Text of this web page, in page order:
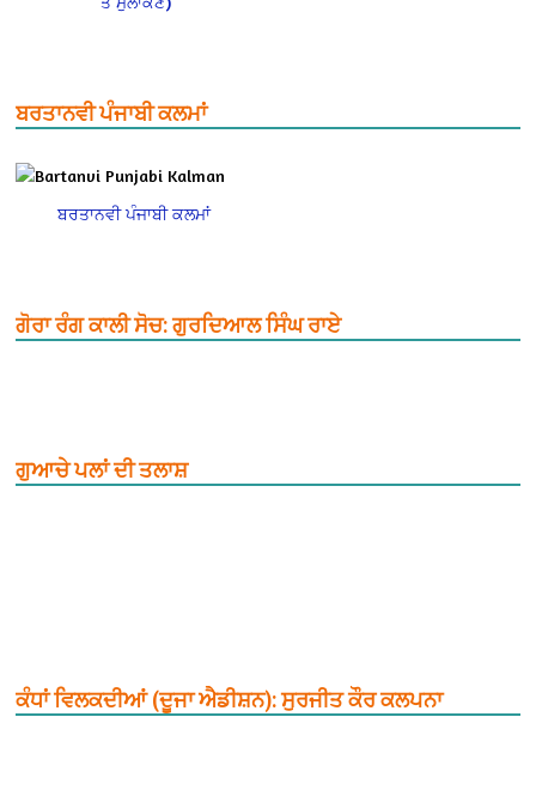
ਬਰਤਾਨਵੀ ਪੰਜਾਬੀ ਕਲਮਾਂ
ਬਰਤਾਨਵੀ ਪੰਜਾਬੀ ਕਲਮਾਂ
ਗੋਰਾ ਰੰਗ ਕਾਲੀ ਸੋਚ: ਗੁਰਦਿਆਲ ਸਿੰਘ ਰਾਏ
ਗੁਆਚੇ ਪਲਾਂ ਦੀ ਤਲਾਸ਼
ਕੰਧਾਂ ਵਿਲਕਦੀਆਂ (ਦੂਜਾ ਐਡੀਸ਼ਨ): ਸੁਰਜੀਤ ਕੌਰ ਕਲਪਨਾ